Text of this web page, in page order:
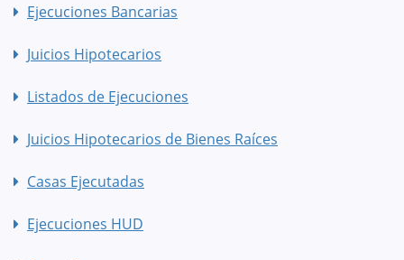
Ejecuciones Bancarias
Juicios Hipotecarios
Listados de Ejecuciones
Juicios Hipotecarios de Bienes Raíces
Casas Ejecutadas
Ejecuciones HUD